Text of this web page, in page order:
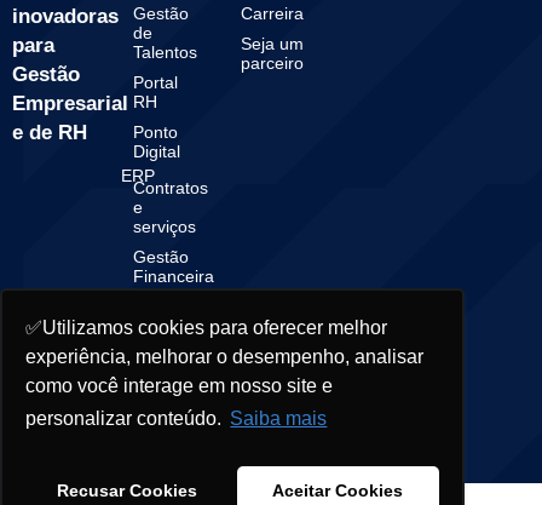
✅Utilizamos cookies para oferecer melhor
experiência, melhorar o desempenho, analisar
como você interage em nosso site e
personalizar conteúdo. Saiba mais
Recusar Cookies Aceitar Cookies
inovadoras
para
Gestão
Empresarial
e de RH
Gestão
de
Talentos
Portal
RH
Ponto
Digital
ERP
Contratos
e
serviços
Gestão
Financeira
Contábil
Carreira
Seja um
parceiro
© 2025 Starsoft. All rights reserved.